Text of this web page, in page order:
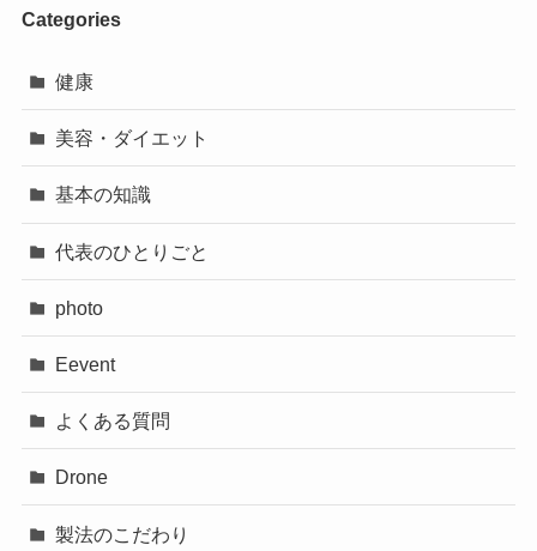
Categories
健康
美容・ダイエット
基本の知識
代表のひとりごと
photo
Eevent
よくある質問
Drone
製法のこだわり